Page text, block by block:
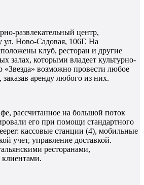
развлекательный центр,
ул. Ново-Садовая, 106Г. На
клуб, ресторан и другие
залах, которыми владеет культурно-
«Звезда» возможно провести любое
аренду любого из них.
рассчитанное на большой поток
его при помощи стандартного
кассовые станции (4), мобильные
учет, управление доставкой.
ресторанами,